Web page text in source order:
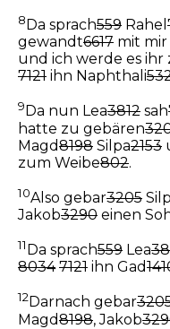
8 Da sprach559 Rahel
gewandt6617 mit
und ich werde es
7121 ihn Naphthali
9 Da nun Lea3812 sah
hatte zu gebären
Magd8198 Silpa2153
zum Weibe802.
10Also gebar3205
Jakob3290 einen
11 Da sprach559 Lea
8034 7121 ihn Gad
12Darnach gebar
Magd8198, Jakob